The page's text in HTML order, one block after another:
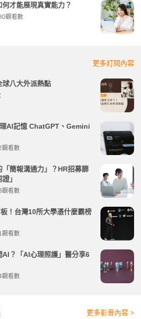
才能展現真實能力？
觀看數
更多訂閱內容
球八大外派熱點
AI記憶 ChatGPT、Gemini
觀看數
簡報溝通力」？HR招募篩
」
觀看數
！台灣10所大學憑什麼霸榜
觀看數
？「AI心理照護」醫分享6
觀看數
更多影音內容 >